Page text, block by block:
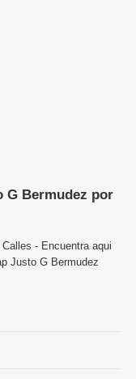
G Bermudez por
- Encuentra aqui
Justo G Bermudez